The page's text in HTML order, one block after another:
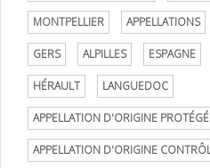
MONTPELLIER APPELLATIONS
GERS ALPILLES ESPAGNE
HÉRAULT LANGUEDOC
APPELLATION D'ORIGINE
APPELLATION D'ORIGINE